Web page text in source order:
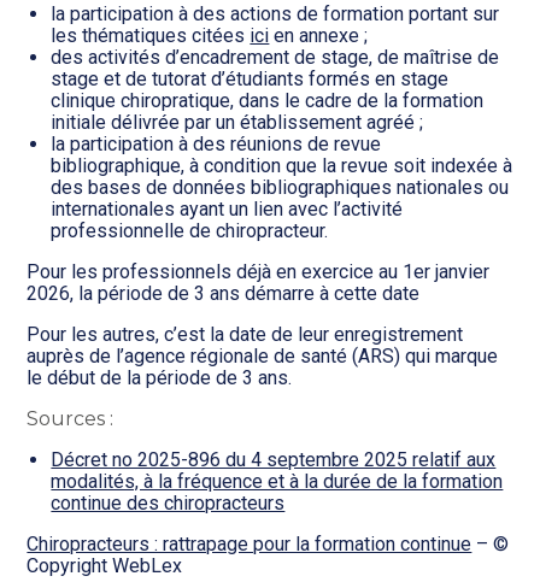
la participation à des actions de formation portant sur
les thématiques citées ici en annexe ;
des activités d’encadrement de stage, de maîtrise de
stage et de tutorat d’étudiants formés en stage
clinique chiropratique, dans le cadre de la formation
initiale délivrée par un établissement agréé ;
la participation à des réunions de revue
bibliographique, à condition que la revue soit indexée à
des bases de données bibliographiques nationales ou
internationales ayant un lien avec l’activité
professionnelle de chiropracteur.
Pour les professionnels déjà en exercice au 1er janvier
2026, la période de 3 ans démarre à cette date
Pour les autres, c’est la date de leur enregistrement
auprès de l’agence régionale de santé (ARS) qui marque
le début de la période de 3 ans.
Sources :
Décret no 2025-896 du 4 septembre 2025 relatif aux
modalités, à la fréquence et à la durée de la formation
continue des chiropracteurs
Chiropracteurs : rattrapage pour la formation continue – ©
Copyright WebLex